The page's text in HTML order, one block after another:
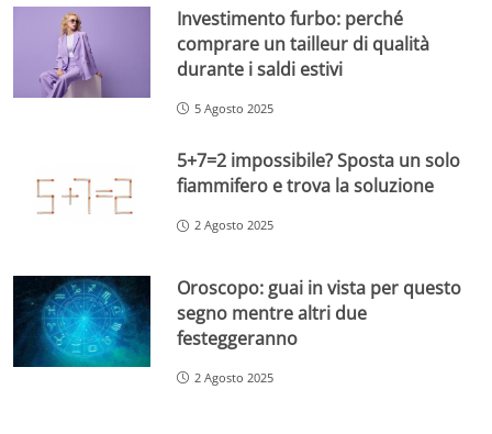
Investimento furbo: perché
comprare un tailleur di qualità
durante i saldi estivi
5 Agosto 2025
5+7=2 impossibile? Sposta un solo
fiammifero e trova la soluzione
2 Agosto 2025
Oroscopo: guai in vista per questo
segno mentre altri due
festeggeranno
2 Agosto 2025